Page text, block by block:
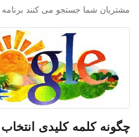
مشتریان شما جستجو می کنند
چگونه کلمه کلیدی انتخاب